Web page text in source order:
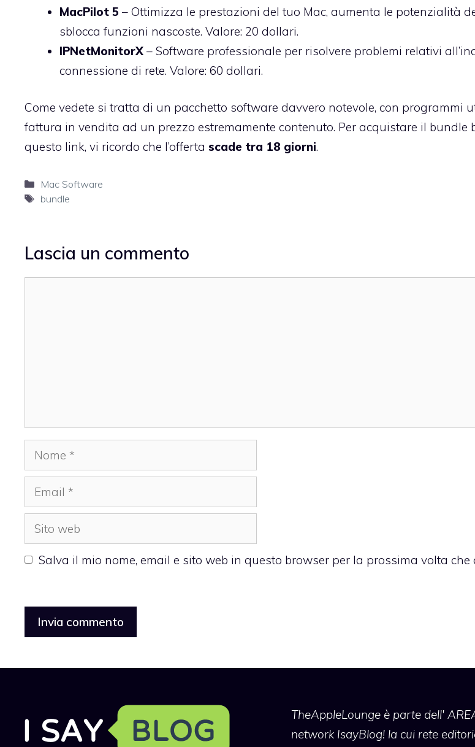
MacPilot 5 – Ottimizza le prestazioni del tuo Mac, aumenta le potenzialità
sblocca funzioni nascoste. Valore: 20 dollari.
IPNetMonitorX – Software professionale per risolvere problemi relativi
connessione di rete. Valore: 60 dollari.
Come vedete si tratta di un pacchetto software davvero notevole, con programmi
fattura in vendita ad un prezzo estremamente contenuto. Per acquistare il bundle
questo link, vi ricordo che l’offerta scade tra 18 giorni.
Categorie
Mac Software
Tag
bundle
Lascia un commento
Nome
Email
Sito
web
Salva il mio nome, email e sito web in questo browser per la prossima volta che
TheAppleLoungeè parte dell'
network IsayBlog! la cui rete